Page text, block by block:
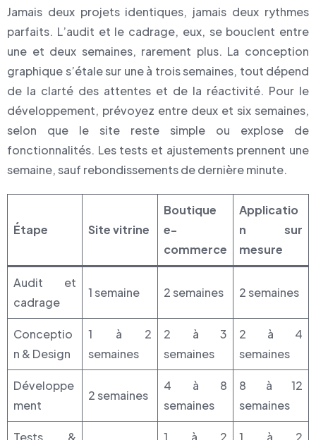
Jamais deux projets identiques, jamais deux rythmes
parfaits. L’audit et le cadrage, eux, se bouclent entre
une et deux semaines, rarement plus. La conception
graphique s’étale sur une à trois semaines, tout dépend
de la clarté des attentes et de la réactivité. Pour le
développement, prévoyez entre deux et six semaines,
selon que le site reste simple ou explose de
fonctionnalités. Les tests et ajustements prennent une
semaine, sauf rebondissements de dernière minute.
Étape Site vitrine
Boutique
e-
commerce
Applicatio
n sur
mesure
Audit et
cadrage
1 semaine 2 semaines 2 semaines
Conceptio
n & Design
1 à 2
semaines
2 à 3
semaines
2 à 4
semaines
Développe
ment
2 semaines
4 à 8
semaines
8 à 12
semaines
Tests &
1 à 2
1 à 2